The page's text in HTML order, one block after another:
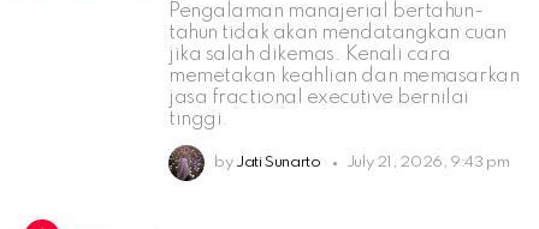
Pengalaman manajerial bertahun-
tahun tidak akan mendatangkan cuan
jika salah dikemas. Kenali cara
memetakan keahlian dan memasarkan
jasa fractional executive bernilai
tinggi.
by Jati Sunarto July 21, 2026, 9:43 pm